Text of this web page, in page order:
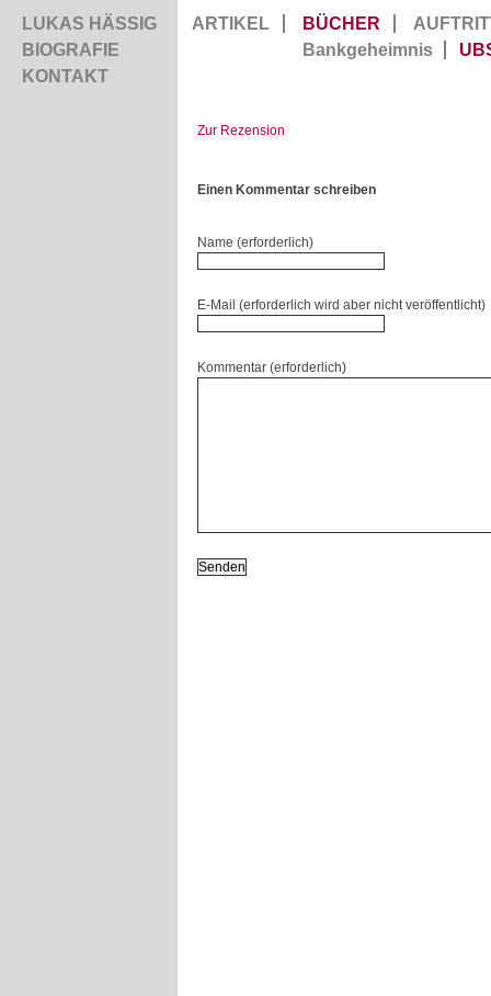
LUKAS HÄSSIG
BIOGRAFIE
KONTAKT
ARTIKEL BÜCHER
Bankgeheimnis
Zur Rezension
Einen Kommentar schreiben
Name (erforderlich)
E-Mail (erforderlich wird aber nicht veröffentlicht)
Kommentar (erforderlich)